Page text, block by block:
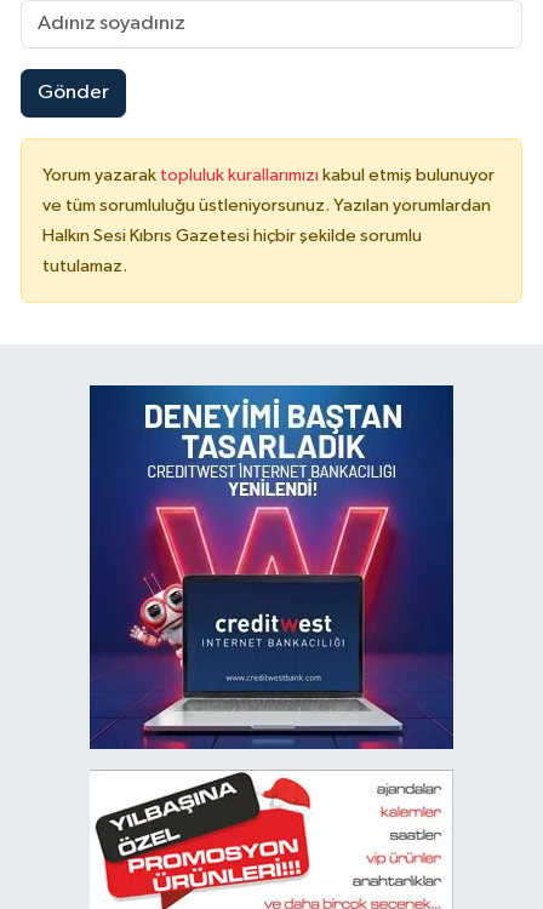
Gönder
Yorum yazarak topluluk kurallarımızı kabul etmiş bulunuyor
ve tüm sorumluluğu üstleniyorsunuz. Yazılan yorumlardan
Halkın Sesi Kıbrıs Gazetesi hiçbir şekilde sorumlu
tutulamaz.